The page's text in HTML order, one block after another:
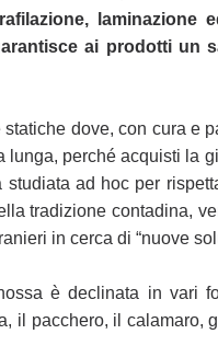
laminazione
ai prodotti un
dove, con cura e
lunga, perché acquisti la
studiata ad hoc per
tradizione contadina,
in cerca di “nuove
è declinata in vari
il pacchero, il calamaro,